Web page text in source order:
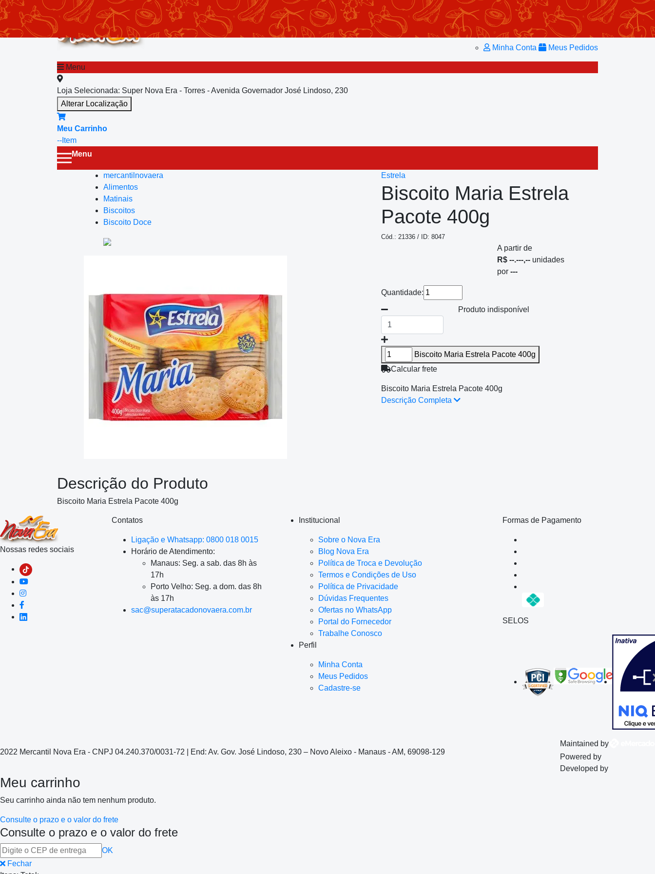
Repetir Pedido
Minha Conta
Minha Conta Meus Pedidos
Menu
Loja Selecionada: Super Nova Era - Torres - Avenida Governador José Lindoso, 230
Alterar Localização
Meu Carrinho
-- Item
Menu
mercantilnovaera
Alimentos
Matinais
Biscoitos
Biscoito Doce
Estrela
Biscoito Maria Estrela
Pacote 400g
Cód.: 21336 / ID: 8047
A partir de
R$ --.---,--unidades
por ---
Quantidade:
Produto indisponível
Biscoito Maria Estrela Pacote 400g
Calcular frete
Biscoito Maria Estrela Pacote 400g
Descrição Completa
Descrição do Produto
Biscoito Maria Estrela Pacote 400g
Nossas redes sociais
Contatos
Ligação e Whatsapp: 0800 018 0015
Horário de Atendimento:
Manaus: Seg. a sab. das 8h às
17h
Porto Velho: Seg. a dom. das 8h
às 17h
sac@superatacadonovaera.com.br
Institucional
Sobre o Nova Era
Blog Nova Era
Política de Troca e Devolução
Termos e Condições de Uso
Política de Privacidade
Dúvidas Frequentes
Ofertas no WhatsApp
Portal do Fornecedor
Trabalhe Conosco
Perfil
Minha Conta
Meus Pedidos
Cadastre-se
Formas de Pagamento
SELOS
2022 Mercantil Nova Era - CNPJ 04.240.370/0031-72 | End: Av. Gov. José Lindoso, 230 – Novo Aleixo - Manaus - AM, 69098-129
Maintained by
Powered by
Developed by
Meu carrinho
Seu carrinho ainda não tem nenhum produto.
Consulte o prazo e o valor do frete
Consulte o prazo e o valor do frete
OK
Fechar